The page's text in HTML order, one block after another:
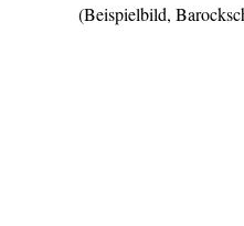
(Beispielbild,